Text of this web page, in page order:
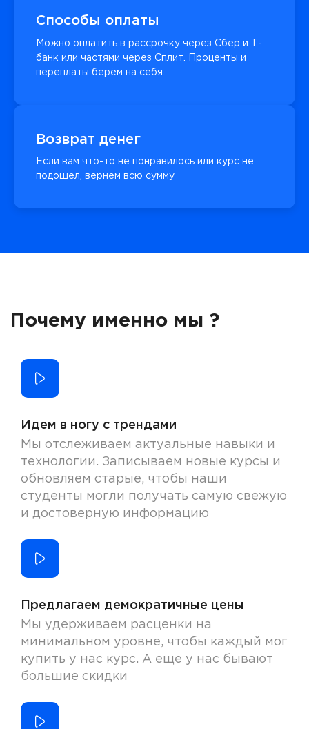
Способы оплаты
Можно оплатить в рассрочку через Сбер и Т-
банк или частями через Сплит. Проценты и
переплаты берём на себя.
Возврат денег
Если вам что-то не понравилось или курс не
подошел, вернем всю сумму
Почему именно мы ?
Идем в ногу с трендами
Мы отслеживаем актуальные навыки и
технологии. Записываем новые курсы и
обновляем старые, чтобы наши
студенты могли получать самую свежую
и достоверную информацию
Предлагаем демократичные цены
Мы удерживаем расценки на
минимальном уровне, чтобы каждый мог
купить у нас курс. А еще у нас бывают
большие скидки